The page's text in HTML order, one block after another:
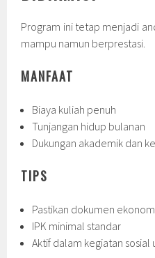
Program ini tetap menjadi
mampu namun berprestasi.
MANFAAT
Biaya kuliah penuh
Tunjangan hidup bulanan
Dukungan akademik dan
TIPS
Pastikan dokumen
IPK minimal standar
Aktif dalam kegiatan sosial